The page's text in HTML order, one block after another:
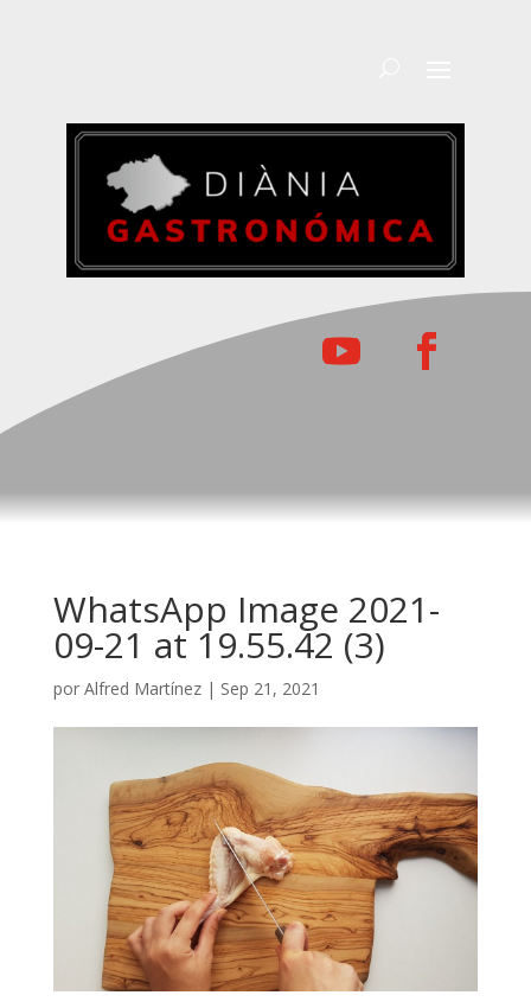
WhatsApp Image 2021-
09-21 at 19.55.42 (3)
por Alfred Martínez| Sep 21, 2021